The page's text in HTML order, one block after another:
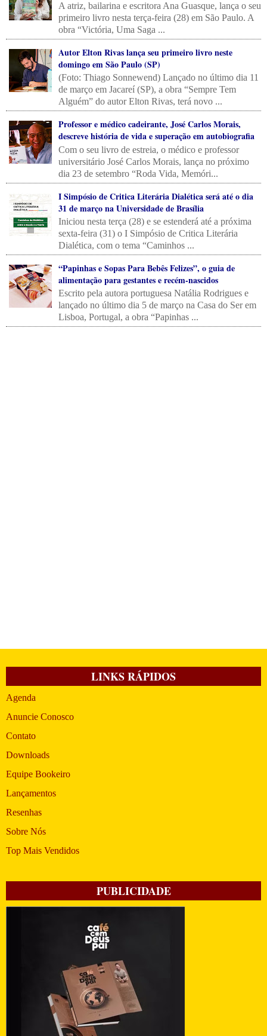
A atriz, bailarina e escritora Ana Guasque, lança o seu
primeiro livro nesta terça-feira (28) em São Paulo. A
obra “Victória, Uma Saga ...
Autor Elton Rivas lança seu primeiro livro neste
domingo em São Paulo (SP)
(Foto: Thiago Sonnewend) Lançado no último dia 11
de março em Jacareí (SP), a obra “Sempre Tem
Alguém” do autor Elton Rivas, terá novo ...
Professor e médico cadeirante, José Carlos Morais,
descreve história de vida e superação em autobiografia
Com o seu livro de estreia, o médico e professor
universitário José Carlos Morais, lança no próximo
dia 23 de setembro “Roda Vida, Memóri...
I Simpósio de Critica Literária Dialética será até o dia
31 de março na Universidade de Brasília
Iniciou nesta terça (28) e se estenderá até a próxima
sexta-feira (31) o I Simpósio de Critica Literária
Dialética, com o tema “Caminhos ...
“Papinhas e Sopas Para Bebês Felizes”, o guia de
alimentação para gestantes e recém-nascidos
Escrito pela autora portuguesa Natália Rodrigues e
lançado no último dia 5 de março na Casa do Ser em
Lisboa, Portugal, a obra “Papinhas ...
LINKS RÁPIDOS
Agenda
Anuncie Conosco
Contato
Downloads
Equipe Bookeiro
Lançamentos
Resenhas
Sobre Nós
Top Mais Vendidos
PUBLICIDADE